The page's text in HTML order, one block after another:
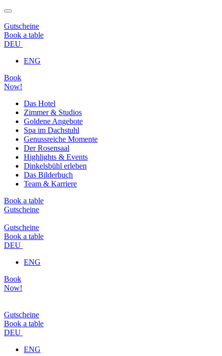
Gutscheine
Book a table
DEU
ENG
Book
Now!
Das Hotel
Zimmer & Studios
Goldene Angebote
Spa im Dachstuhl
Genussreiche Momente
Der Rosensaal
Highlights & Events
Dinkelsbühl erleben
Das Bilderbuch
Team & Karriere
Book a table
Gutscheine
Gutscheine
Book a table
DEU
ENG
Book
Now!
Gutscheine
Book a table
DEU
ENG